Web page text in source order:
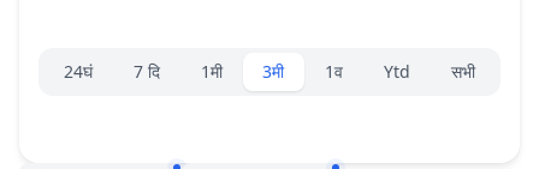
रेंज चयनकर्ता।
24घं 7 दि 1मी 3मी 1व Ytd सभी